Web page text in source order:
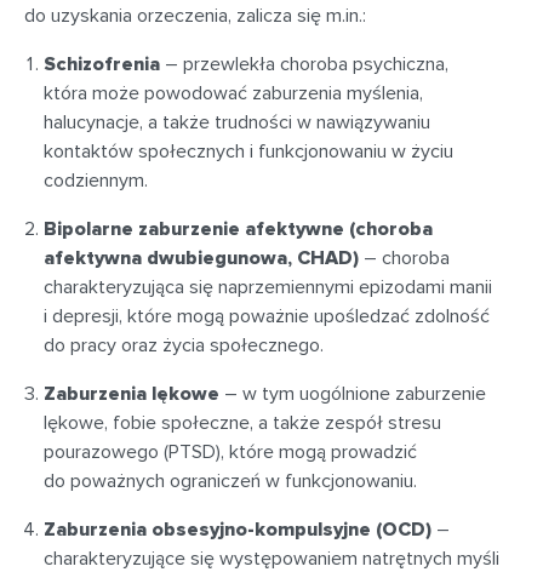
do uzyskania orzeczenia, zalicza się m.in.:
Schizofrenia – przewlekła choroba psychiczna,
która może powodować zaburzenia myślenia,
halucynacje, a także trudności w nawiązywaniu
kontaktów społecznych i funkcjonowaniu w życiu
codziennym.
Bipolarne zaburzenie afektywne (choroba
afektywna dwubiegunowa, CHAD) – choroba
charakteryzująca się naprzemiennymi epizodami manii
i depresji, które mogą poważnie upośledzać zdolność
do pracy oraz życia społecznego.
Zaburzenia lękowe – w tym uogólnione zaburzenie
lękowe, fobie społeczne, a także zespół stresu
pourazowego (PTSD), które mogą prowadzić
do poważnych ograniczeń w funkcjonowaniu.
Zaburzenia obsesyjno-kompulsyjne (OCD) –
charakteryzujące się występowaniem natrętnych myśli